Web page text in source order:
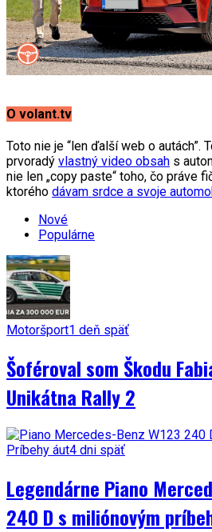
O volant.tv
Toto nie je “len ďalší web o autách”.
prvoradý vlastný video obsah s
nie len „copy paste“ toho, čo práve
ktorého dávam srdce a svoje
Nové
Populárne
Motoršport1 deň späť
Šoféroval som Škodu
Unikátna Rally 2
Príbehy áut4 dni späť
Legendárne Piano
240 D s miliónovým